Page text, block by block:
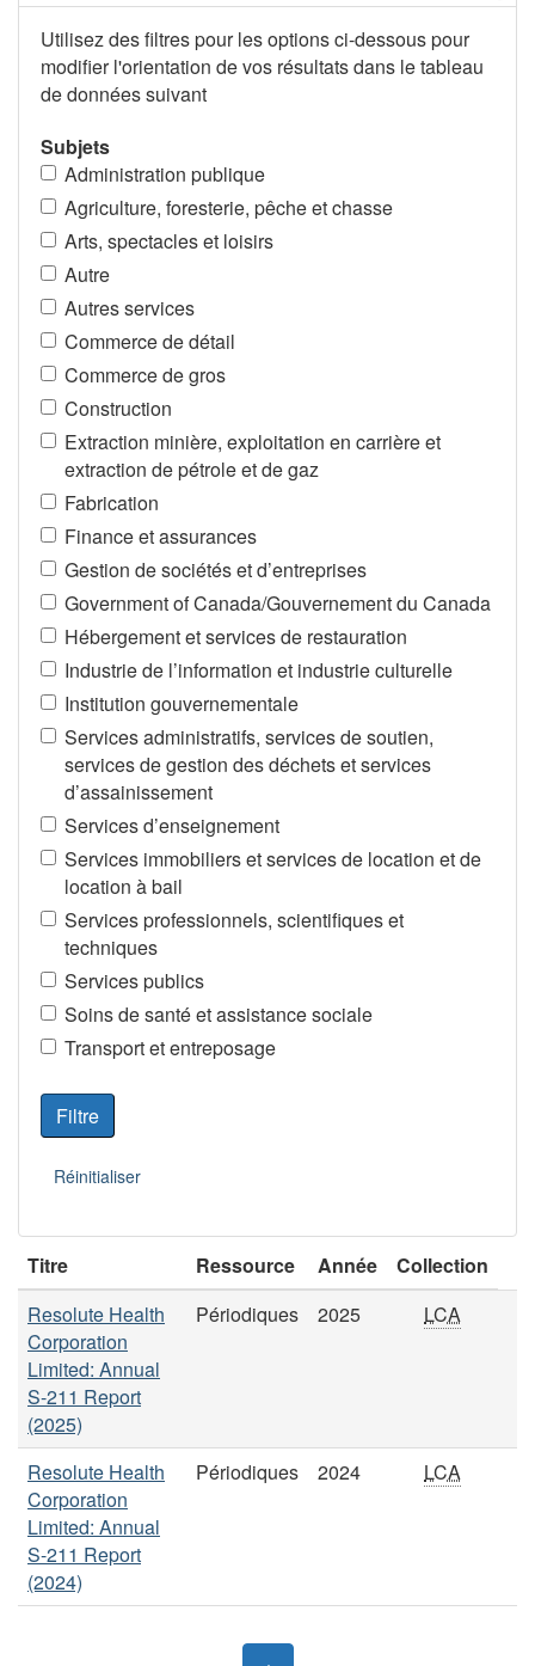
Utilisez des filtres pour les options ci-dessous pour
modifier l'orientation de vos résultats dans le tableau
de données suivant
Subjets
Administration publique
Agriculture, foresterie, pêche et chasse
Arts, spectacles et loisirs
Autre
Autres services
Commerce de détail
Commerce de gros
Construction
Extraction minière, exploitation en carrière et
extraction de pétrole et de gaz
Fabrication
Finance et assurances
Gestion de sociétés et d’entreprises
Government of Canada/Gouvernement du Canada
Hébergement et services de restauration
Industrie de l’information et industrie culturelle
Institution gouvernementale
Services administratifs, services de soutien,
services de gestion des déchets et services
d’assainissement
Services d’enseignement
Services immobiliers et services de location et de
location à bail
Services professionnels, scientifiques et
techniques
Services publics
Soins de santé et assistance sociale
Transport et entreposage
Titre Ressource Année
Collection
Resolute Health
Corporation
Limited: Annual
S-211 Report
(2025)
Périodiques 2025 LCA
Resolute Health
Corporation
Limited: Annual
S-211 Report
(2024)
Périodiques 2024 LCA